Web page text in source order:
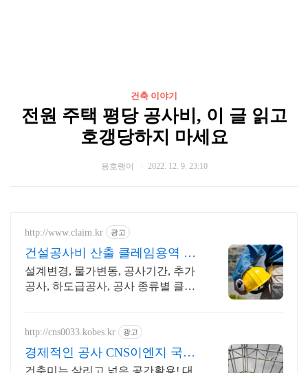
건축 이야기
전원 주택 평당 공사비, 이 글 읽고
호갱당하지 마세요
용호랭이 2022. 12. 9. 23:10
http://www.claim.kr 광고
건설공사비 산출 클레임용역 실
적과 수행능력 보유
설계변경, 물가변동, 공사기간, 추가
공사, 하도급공사, 공사 종류별 클레
한 클레임 컨설팅.
http://cns0033.kobes.kr 광고
경제적인 공사 CNS이엔지 국내
는 물론 해외수출까지!